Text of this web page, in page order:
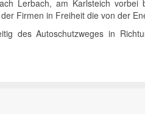
Lerbach, am Karlsteich
Firmen in Freiheit die von der
des Autoschutzweges in